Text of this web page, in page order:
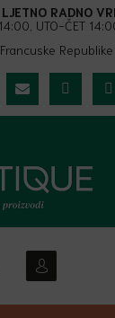
LJETNO RADNO
UTO-ČET